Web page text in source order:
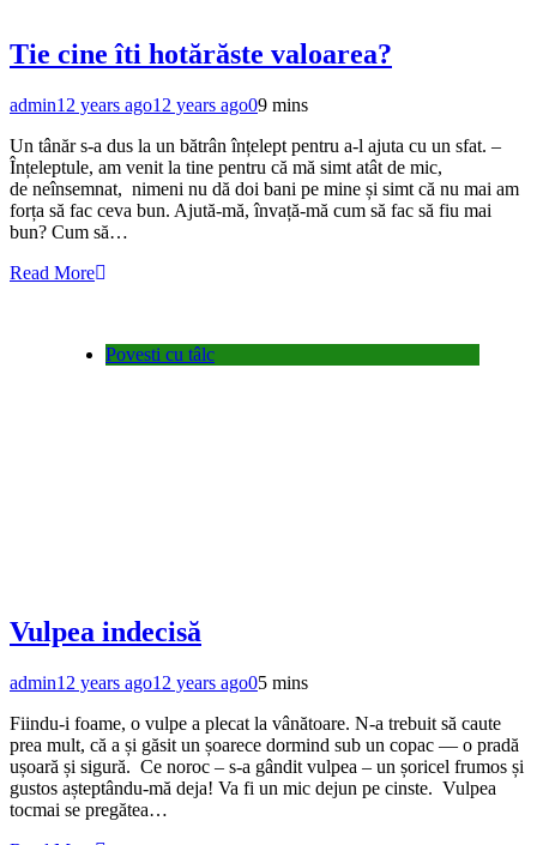
Tie cine îti hotărăste valoarea?
admin12 years ago12 years ago09 mins
Un tânăr s-a dus la un bătrân înțelept pentru a-l ajuta cu un sfat. –
Înțeleptule, am venit la tine pentru că mă simt atât de mic,
de neînsemnat, nimeni nu dă doi bani pe mine și simt că nu mai am
forța să fac ceva bun. Ajută-mă, învață-mă cum să fac să fiu mai
bun? Cum să…
Read More
Povesti cu tâlc
Vulpea indecisă
admin12 years ago12 years ago05 mins
Fiindu-i foame, o vulpe a plecat la vânătoare. N-a trebuit să caute
prea mult, că a și găsit un șoarece dormind sub un copac — o pradă
ușoară și sigură. Ce noroc – s-a gândit vulpea – un șoricel frumos și
gustos așteptându-mă deja! Va fi un mic dejun pe cinste. Vulpea
tocmai se pregătea…